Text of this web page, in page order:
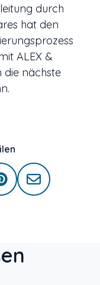
durch
hat den
ALEX &
die nächste